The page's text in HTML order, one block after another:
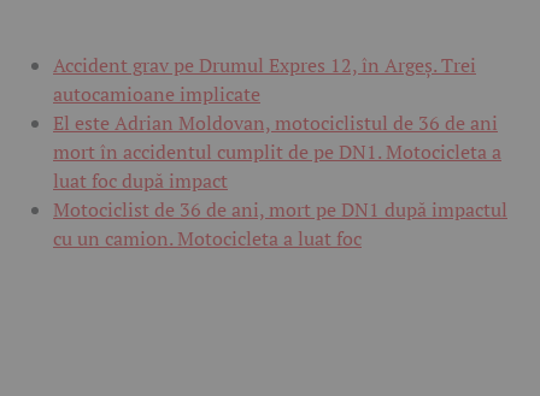
Accident grav pe Drumul Expres 12, în Argeș. Trei
autocamioane implicate
El este Adrian Moldovan, motociclistul de 36 de ani
mort în accidentul cumplit de pe DN1. Motocicleta a
luat foc după impact
Motociclist de 36 de ani, mort pe DN1 după impactul
cu un camion. Motocicleta a luat foc